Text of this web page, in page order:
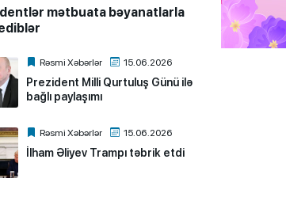
mətbuata bəyanatlarla
ediblər
Rəsmi Xəbərlər 15.06.2026
Prezident Milli Qurtuluş Günü ilə
bağlı paylaşımı
Rəsmi Xəbərlər 15.06.2026
İlham Əliyev Trampı təbrik etdi